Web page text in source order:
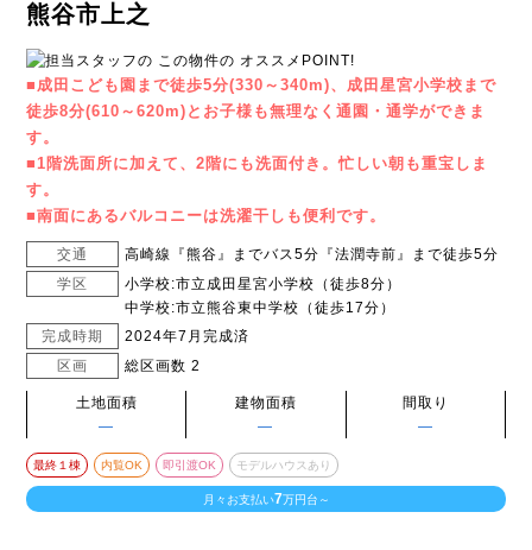
熊谷市上之
■成田こども園まで徒歩5分(330～340m)、成田星宮小学校まで
徒歩8分(610～620m)とお子様も無理なく通園・通学ができま
す。
■1階洗面所に加えて、2階にも洗面付き。忙しい朝も重宝しま
す。
■南面にあるバルコニーは洗濯干しも便利です。
交通
高崎線『熊谷』までバス5分『法潤寺前』まで徒歩5分
学区
小学校:市立成田星宮小学校（徒歩8分）
中学校:市立熊谷東中学校（徒歩17分）
完成時期
2024年7月完成済
区画
総区画数 2
土地面積
―
建物面積
―
間取り
―
最終１棟 内覧OK 即引渡OK モデルハウスあり
月々お支払い7万円台～